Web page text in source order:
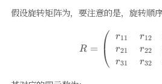
假设旋转矩阵为，要注意的是，旋转顺
R = ⎝
⎛ r11
r21
r31
r12
r22
r32